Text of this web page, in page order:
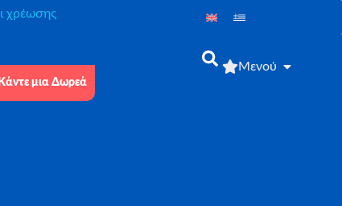
χρέωσης
Κάντε μια Δωρεά
Μενού